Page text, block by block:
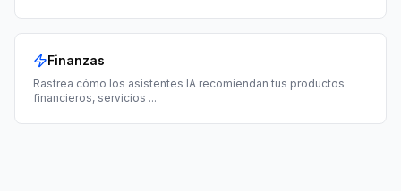
Finanzas
Rastrea cómo los asistentes IA recomiendan tus productos
financieros, servicios ...